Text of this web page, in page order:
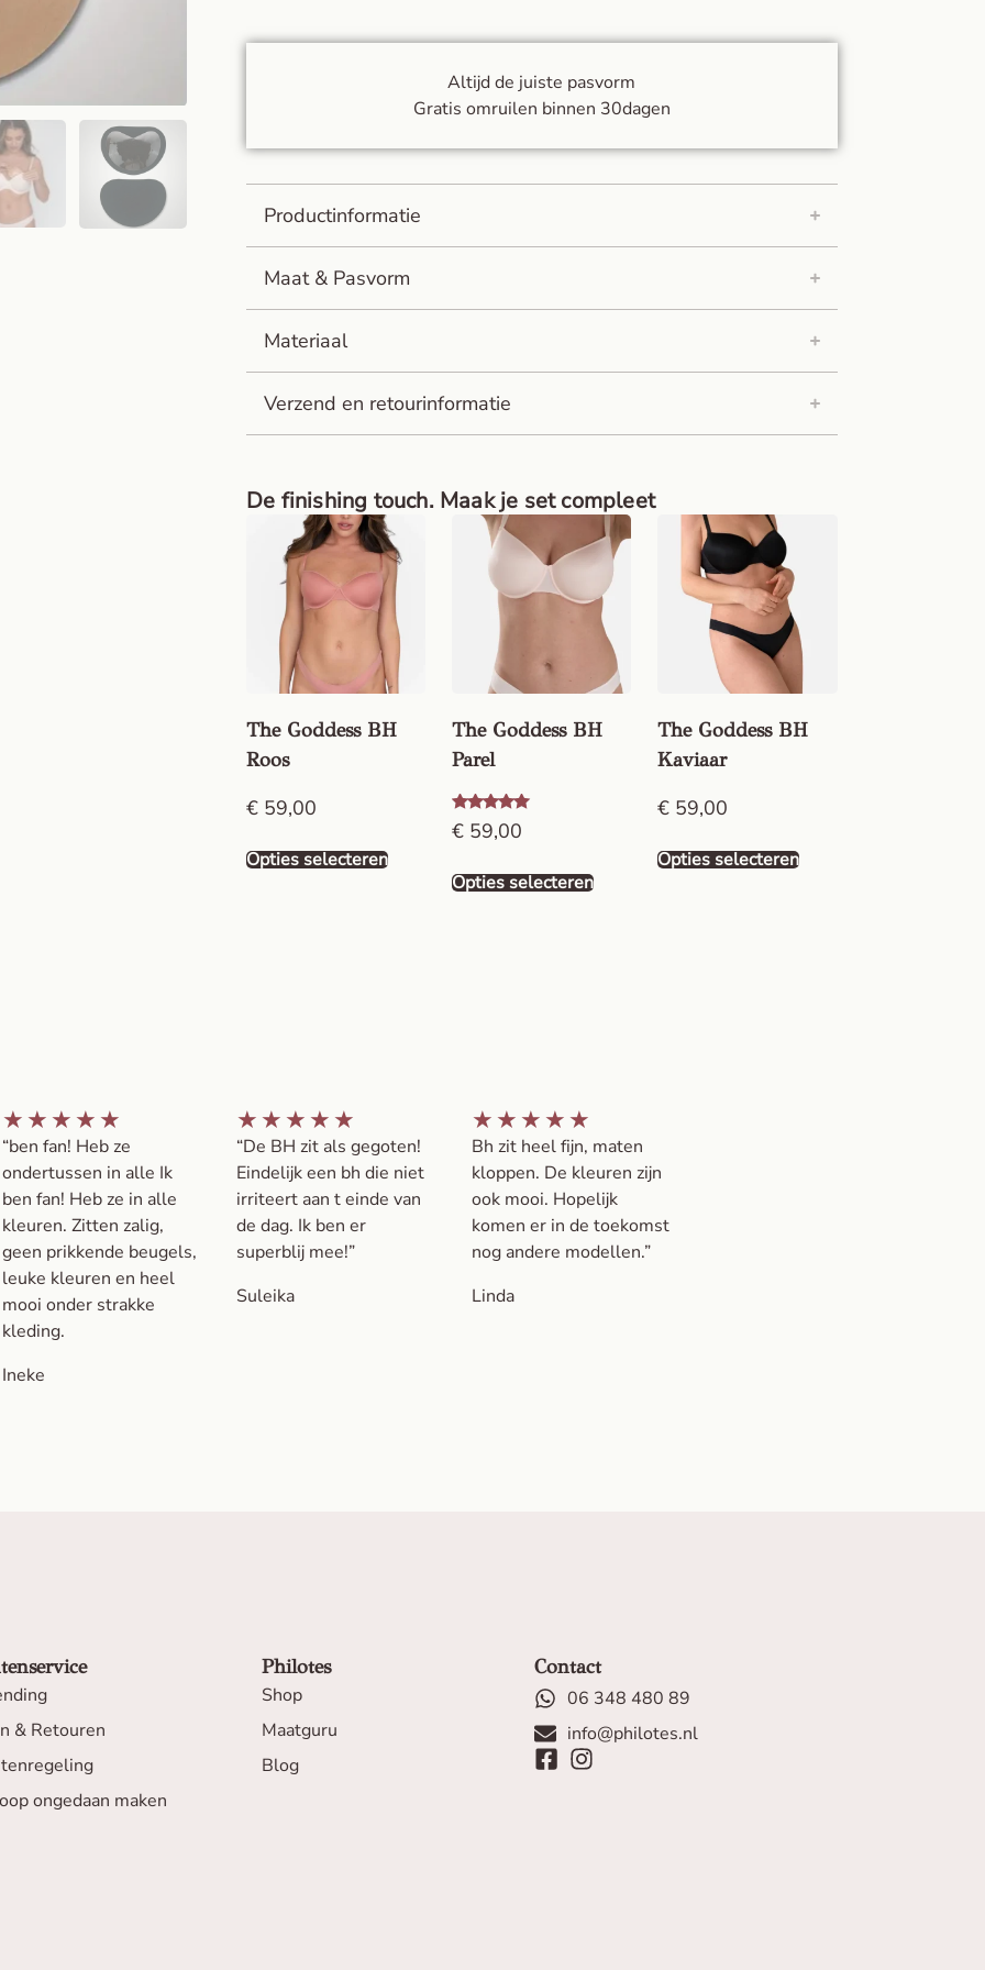
Altijd de juiste pasvorm
Gratis omruilen binnen 30dagen
Productinformatie
Maat & Pasvorm
Materiaal
Verzend en retourinformatie
De finishing touch. Maak je set compleet
The Goddess BH
Roos
€ 59,00
Opties selecteren
The Goddess BH
Parel
Gewaardeerd
5.00
€ 59,00
Opties selecteren
The Goddess BH
Kaviaar
€ 59,00
Opties selecteren
★ ★ ★ ★ ★
“ben fan! Heb ze
ondertussen in alle Ik
ben fan! Heb ze in alle
kleuren. Zitten zalig,
geen prikkende beugels,
leuke kleuren en heel
mooi onder strakke
kleding.
Ineke
★ ★ ★ ★ ★
“De BH zit als gegoten!
Eindelijk een bh die niet
irriteert aan t einde van
de dag. Ik ben er
superblij mee!”
Suleika
★ ★ ★ ★ ★
Bh zit heel fijn, maten
kloppen. De kleuren zijn
ook mooi. Hopelijk
komen er in de toekomst
nog andere modellen.”
Linda
& Retouren
ongedaan maken
Philotes
Shop
Maatguru
Blog
Contact
06 348 480 89
info@philotes.nl